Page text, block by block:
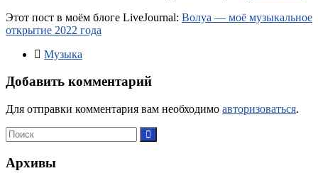
Этот пост в моём блоге LiveJournal: Волуа — моё музыкальное
открытие 2022 года
Музыка
Добавить комментарий
Для отправки комментария вам необходимо авторизоваться.
Архивы